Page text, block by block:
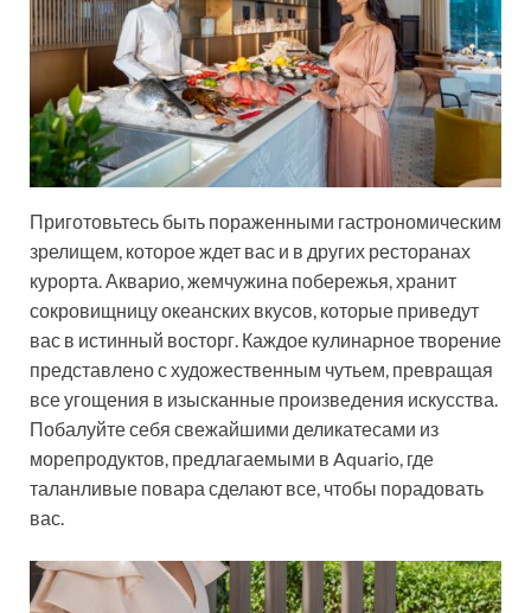
Приготовьтесь быть пораженными гастрономическим
зрелищем, которое ждет вас и в других ресторанах
курорта. Акварио, жемчужина побережья, хранит
сокровищницу океанских вкусов, которые приведут
вас в истинный восторг. Каждое кулинарное творение
представлено с художественным чутьем, превращая
все угощения в изысканные произведения искусства.
Побалуйте себя свежайшими деликатесами из
морепродуктов, предлагаемыми в Aquario, где
таланливые повара сделают все, чтобы порадовать
вас.